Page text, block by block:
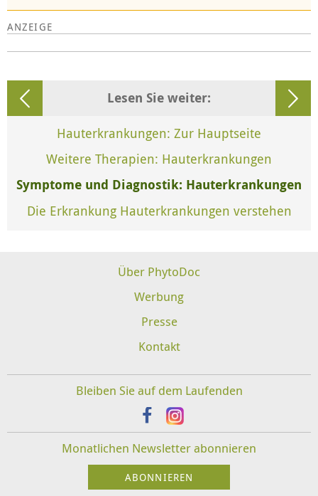
Lesen Sie weiter:
Hauterkrankungen: Zur Hauptseite
Weitere Therapien: Hauterkrankungen
Symptome und Diagnostik: Hauterkrankungen
Die Erkrankung Hauterkrankungen verstehen
Über PhytoDoc
Werbung
Presse
Kontakt
Bleiben Sie auf dem Laufenden
Monatlichen Newsletter abonnieren